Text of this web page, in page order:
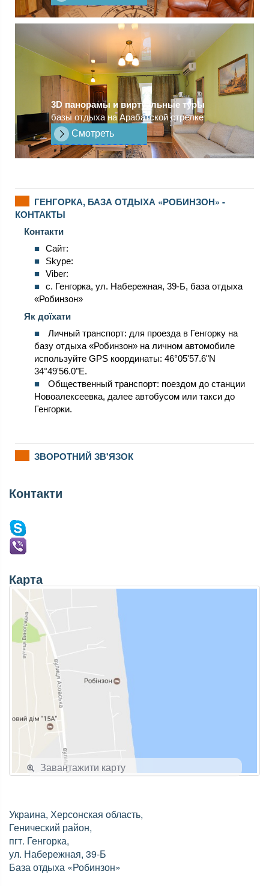
3D панорамы и виртуальные туры
базы отдыха на Арабатской стрелке
Смотреть
ГЕНГОРКА, БАЗА ОТДЫХА «РОБИНЗОН» -
КОНТАКТЫ
Контакти
Сайт:
Skype:
Viber:
с. Генгорка, ул. Набережная, 39-Б, база отдыха
«Робинзон»
Як доїхати
Личный транспорт: для проезда в Генгорку на
базу отдыха «Робинзон» на личном автомобиле
используйте GPS координаты: 46°05'57.6"N
34°49'56.0"E.
Общественный транспорт: поездом до станции
Новоалексеевка, далее автобусом или такси до
Генгорки.
ЗВОРОТНИЙ ЗВ'ЯЗОК
Контакти
Карта
Завантажити карту
Украина, Херсонская область,
Генический район,
пгт. Генгорка,
ул. Набережная, 39-Б
База отдыха «Робинзон»